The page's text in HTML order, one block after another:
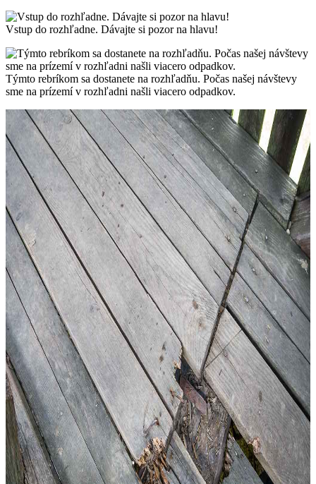
Vstup do rozhľadne. Dávajte si pozor na hlavu!
Týmto rebríkom sa dostanete na rozhľadňu. Počas našej návštevy
sme na prízemí v rozhľadni našli viacero odpadkov.